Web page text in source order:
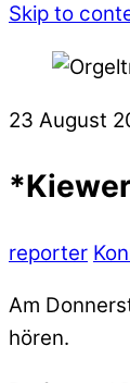
Skip to
23 August
reporter
Am
hören.